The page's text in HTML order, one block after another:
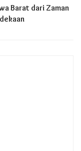
Barat dari Zaman